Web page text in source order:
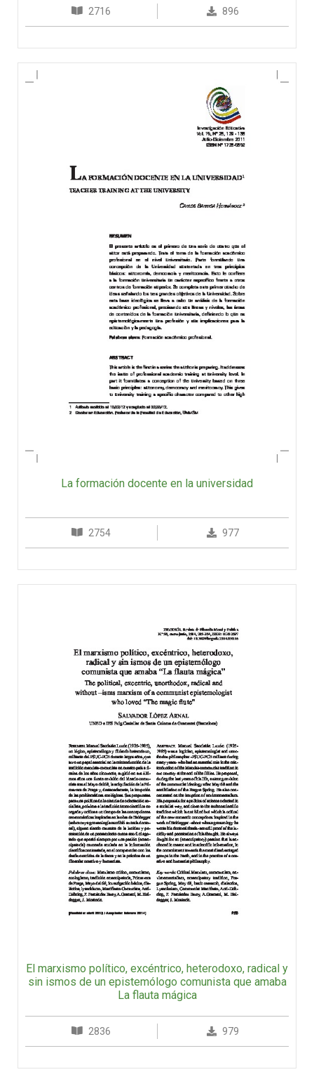
2716 896
La formación docente en la universidad
2754 977
El marxismo político, excéntrico, heterodoxo, radical y
sin ismos de un epistemólogo comunista que amaba
La flauta mágica
2836 979